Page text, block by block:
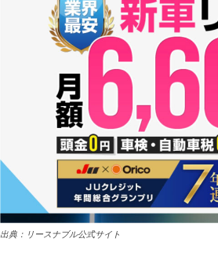
出典：リースナブル公式サイト